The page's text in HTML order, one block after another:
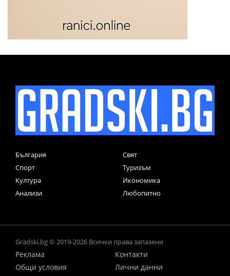
България
Свят
Спорт
Туризъм
Култура
Икономика
Анализи
Любопитно
Gradski.bg © 2019-2026 Всички права запазени
Реклама
Контакти
Общи условия
Лични данни